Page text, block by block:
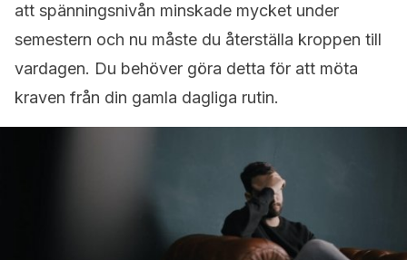
att spänningsnivån minskade mycket under
semestern och nu måste du återställa kroppen till
vardagen. Du behöver göra detta för att möta
kraven från din gamla dagliga rutin.